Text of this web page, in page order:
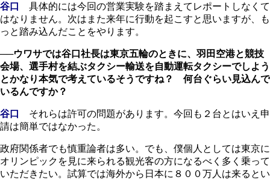
谷口
具体的には今回の営業実験を踏まえてレポートしなくて
はなりません。次はまた来年に行動を起こすと思いますが、も
っと踏み込んだことをやります。
──ウワサでは谷口社長は東京五輪のときに、羽田空港と競技
会場、選手村を結ぶタクシー輸送を自動運転タクシーでしよう
とかなり本気で考えているそうですね？ 何台ぐらい見込んで
いるんですか？
谷口
それらは許可の問題があります。今回も２台とはいえ申
請は簡単ではなかった。
政府関係者でも慎重論者は多い。でも、僕個人としては東京に
オリンピックを見に来られる観光客の方になるべく多く乗って
いただきたい。試算では海外から日本に８００万人は来るとい